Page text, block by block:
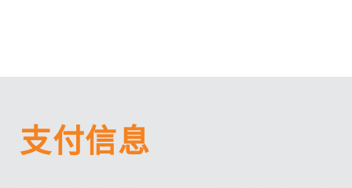
支付信息